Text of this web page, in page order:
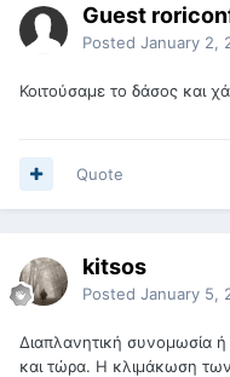
Guest
Posted January 2,
Κοιτούσαμε το δάσος και
Quote
kitsos
Posted January 5,
Διαπλανητική συνομωσία
και τώρα. Η κλιμάκωση